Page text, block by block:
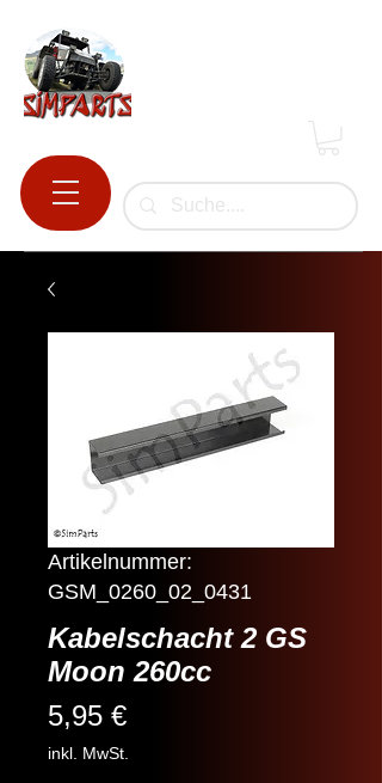
Artikelnummer:
GSM_0260_02_0431
Kabelschacht 2 GS
Moon 260cc
5,95 €Preis
inkl. MwSt.